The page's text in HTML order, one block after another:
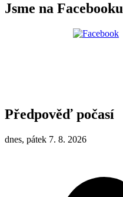
Jsme na Facebooku
Předpověď počasí
dnes, pátek 7. 8. 2026